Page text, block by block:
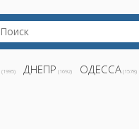
(1995) ДНЕПР (1692) ОДЕССА (1578)